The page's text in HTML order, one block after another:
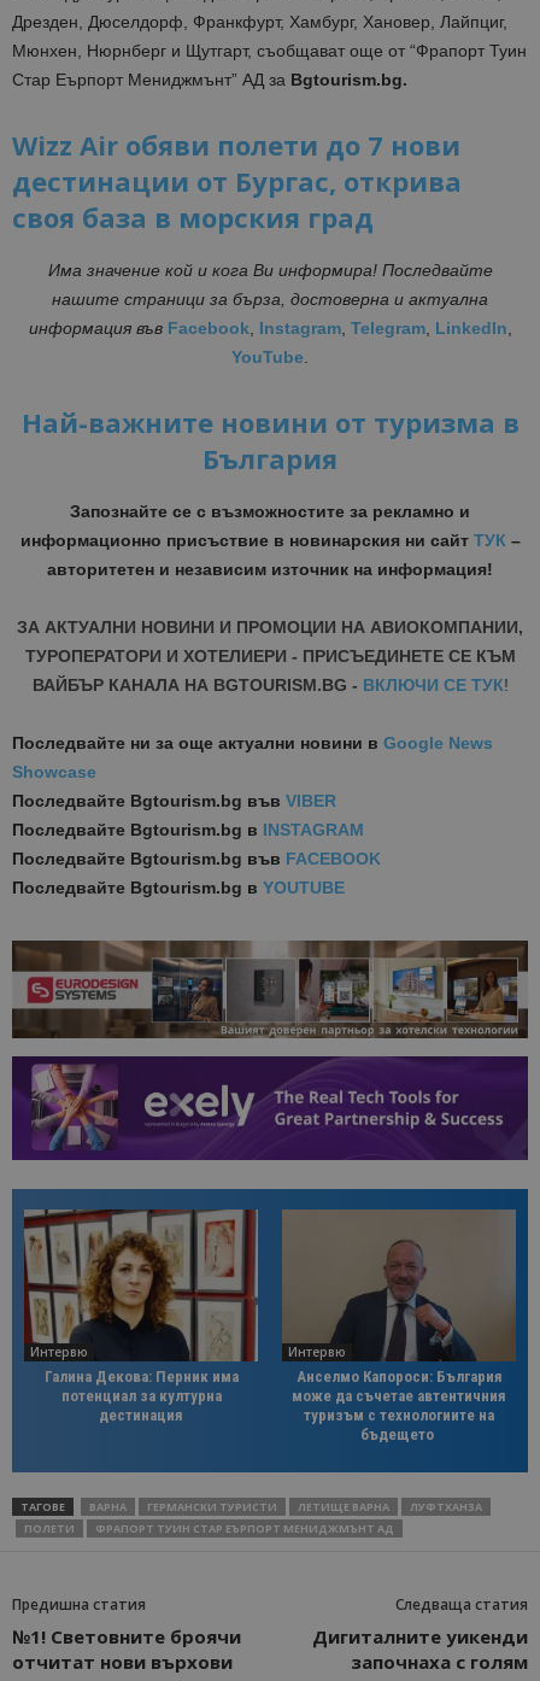
Дрезден, Дюселдорф, Франкфурт, Хамбург, Хановер, Лайпциг,
Мюнхен, Нюрнберг и Щутгарт, съобщават още от “Фрапорт Туин
Стар Еърпорт Мениджмънт” АДза Bgtourism.bg.
Wizz Air обяви полети до 7 нови
дестинации от Бургас, открива
своя база в морския град
Има значение кой и кога Ви информира! Последвайте
нашите страници за бърза, достоверна и актуална
информация във Facebook, Instagram, Telegram, LinkedIn,
YouTube.
Най-важните новини от туризма в
България
Запознайте се с възможностите за рекламно и
информационно присъствие в новинарския ни сайт ТУК–
авторитетен и независим източник на информация!
ЗА АКТУАЛНИ НОВИНИ И ПРОМОЦИИ НА АВИОКОМПАНИИ,
ТУРОПЕРАТОРИ И ХОТЕЛИЕРИ - ПРИСЪЕДИНЕТЕ СЕ КЪМ
ВАЙБЪР КАНАЛА НА BGTOURISM.BG - ВКЛЮЧИ СЕ ТУК!
Последвайте ни за още актуални новини в Google News
Showcase
Последвайте Bgtourism.bg във VIBER
Последвайте Bgtourism.bg в INSTAGRAM
Последвайте Bgtourism.bg във FACEBOOK
Последвайте Bgtourism.bg в YOUTUBE
Интервю
Галина Декова: Перник има
потенциал за културна
дестинация
Интервю
Анселмо Капороси: България
може да съчетае автентичния
туризъм с технологиите на
бъдещето
ТАГОВЕ ВАРНА ГЕРМАНСКИ ТУРИСТИ ЛЕТИЩЕ ВАРНА
ЛУФТХАНЗА
ПОЛЕТИ
ФРАПОРТ ТУИН СТАР ЕЪРПОРТ МЕНИДЖМЪНТ АД
Предишна статия
№1! Световните броячи
отчитат нови върхови
Следваща статия
Дигиталните уикенди
започнаха с голям